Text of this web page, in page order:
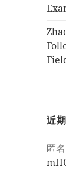
近
匿名